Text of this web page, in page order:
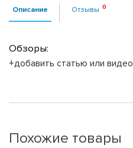
Описание Отзывы
Обзоры:
+добавить статью или видео
Похожие товары